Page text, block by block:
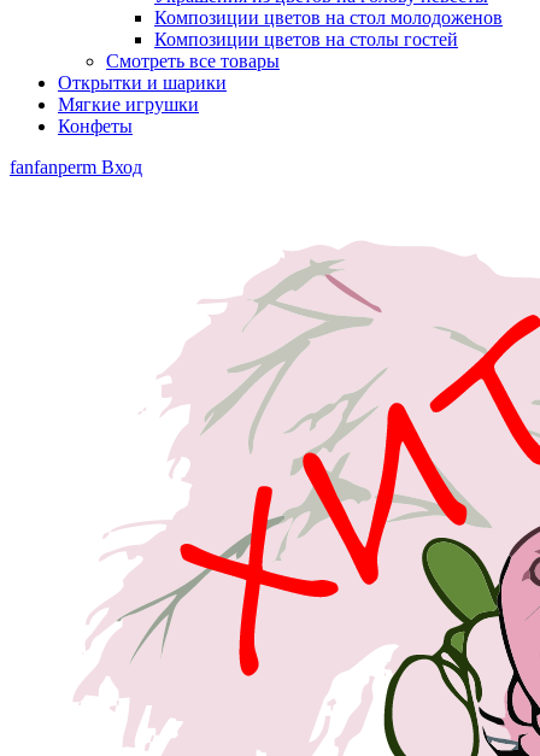
Композиции цветов на стол молодоженов
Композиции цветов на столы гостей
Смотреть все товары
Открытки и шарики
Мягкие игрушки
Конфеты
fanfanperm Вход